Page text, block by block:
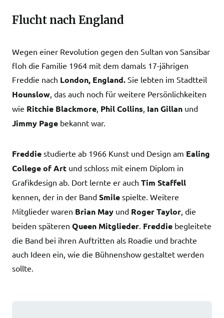
Flucht nach England
Wegen einer Revolution gegen den Sultan von Sansibar
floh die Familie 1964 mit dem damals 17-jährigen
Freddie nach London, England. Sie lebten im Stadtteil
Hounslow, das auch noch für weitere Persönlichkeiten
wie Ritchie Blackmore, Phil Collins, Ian Gillan und
Jimmy Page bekannt war.
Freddie studierte ab 1966 Kunst und Design am Ealing
College of Art und schloss mit einem Diplom in
Grafikdesign ab. Dort lernte er auch Tim Staffell
kennen, der in der Band Smile spielte. Weitere
Mitglieder waren Brian May und Roger Taylor, die
beiden späteren Queen Mitglieder. Freddie begleitete
die Band bei ihren Auftritten als Roadie und brachte
auch Ideen ein, wie die Bühnenshow gestaltet werden
sollte.